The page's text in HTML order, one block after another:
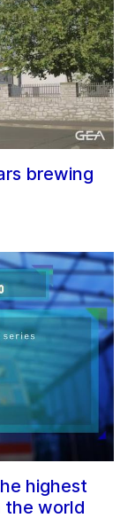
brewing
highest
the world